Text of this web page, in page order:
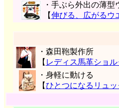
・手ぶら外出の薄型
【伸びる、広がるウ
・森田鞄製作所
【 レディス馬革ショ
・身軽に動ける
【ひとつになるリュッ